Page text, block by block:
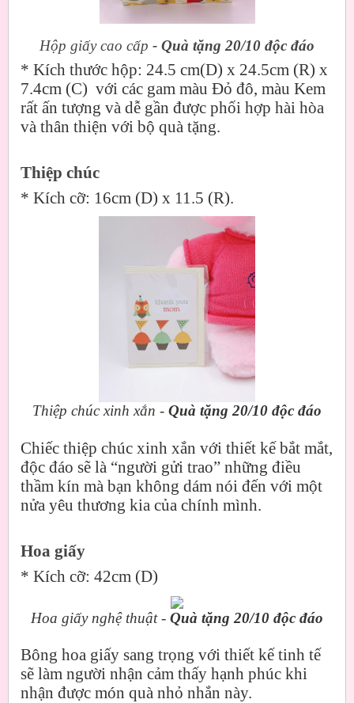
Hộp giấy cao cấp - Quà tặng 20/10 độc đáo
* Kích thước hộp: 24.5 cm(D) x 24.5cm (R) x
7.4cm (C) với các gam màu Đỏ đô, màu Kem
rất ấn tượng và dễ gần được phối hợp hài hòa
và thân thiện với bộ quà tặng.
Thiệp chúc
* Kích cỡ: 16cm (D) x 11.5 (R).
Thiệp chúc xinh xắn - Quà tặng 20/10 độc đáo
Chiếc thiệp chúc xinh xắn với thiết kế bắt mắt,
độc đáo sẽ là “người gửi trao” những điều
thầm kín mà bạn không dám nói đến với một
nửa yêu thương kia của chính mình.
Hoa giấy
* Kích cỡ: 42cm (D)
Hoa giấy nghệ thuật - Quà tặng 20/10 độc đáo
Bông hoa giấy sang trọng với thiết kế tinh tế
sẽ làm người nhận cảm thấy hạnh phúc khi
nhận được món quà nhỏ nhắn này.